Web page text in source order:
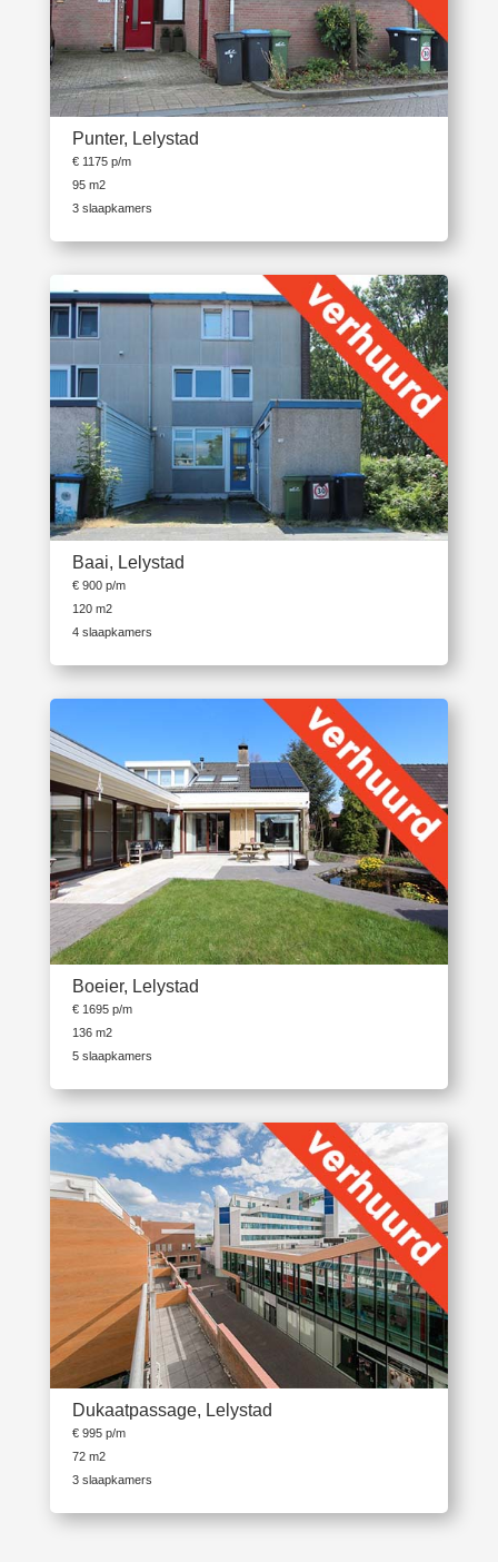
Punter, Lelystad
€ 1175 p/m
95 m2
3 slaapkamers
Baai, Lelystad
€ 900 p/m
120 m2
4 slaapkamers
Boeier, Lelystad
€ 1695 p/m
136 m2
5 slaapkamers
Dukaatpassage, Lelystad
€ 995 p/m
72 m2
3 slaapkamers